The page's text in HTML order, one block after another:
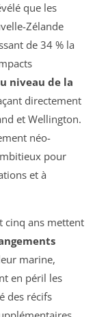
que les
Zélande
de 34 % la
niveau de la
directement
et Wellington.
néo-
pour
et à
cinq ans mettent
marine,
en péril les
des récifs